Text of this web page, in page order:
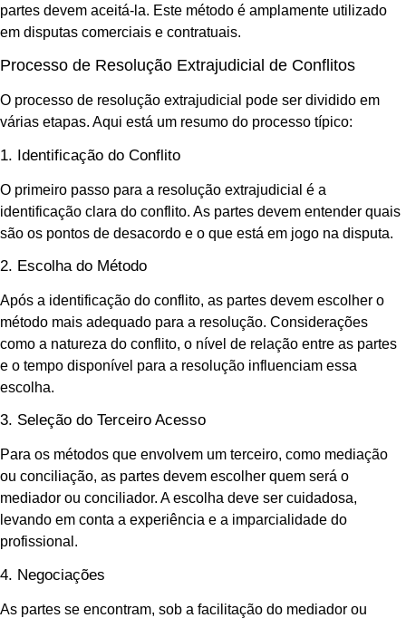
partes devem aceitá-la. Este método é amplamente utilizado
em disputas comerciais e contratuais.
Processo de Resolução Extrajudicial de Conflitos
O processo de resolução extrajudicial pode ser dividido em
várias etapas. Aqui está um resumo do processo típico:
1. Identificação do Conflito
O primeiro passo para a resolução extrajudicial é a
identificação clara do conflito. As partes devem entender quais
são os pontos de desacordo e o que está em jogo na disputa.
2. Escolha do Método
Após a identificação do conflito, as partes devem escolher o
método mais adequado para a resolução. Considerações
como a natureza do conflito, o nível de relação entre as partes
e o tempo disponível para a resolução influenciam essa
escolha.
3. Seleção do Terceiro Acesso
Para os métodos que envolvem um terceiro, como mediação
ou conciliação, as partes devem escolher quem será o
mediador ou conciliador. A escolha deve ser cuidadosa,
levando em conta a experiência e a imparcialidade do
profissional.
4. Negociações
As partes se encontram, sob a facilitação do mediador ou